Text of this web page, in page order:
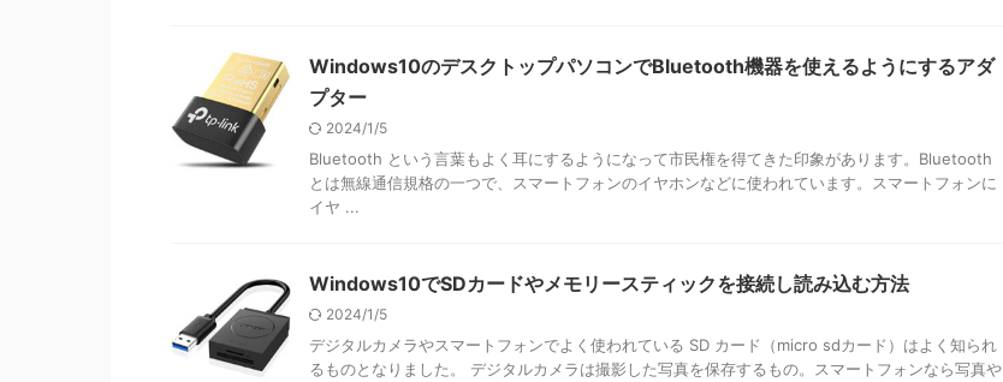
Windows10のデスクトップパソコンでBluetooth機器を使えるようにするアダ
プター
2024/1/5
Bluetooth という言葉もよく耳にするようになって市民権を得てきた印象があります。Bluetooth
とは無線通信規格の一つで、スマートフォンのイヤホンなどに使われています。スマートフォンに
イヤ ...
Windows10でSDカードやメモリースティックを接続し読み込む方法
2024/1/5
デジタルカメラやスマートフォンでよく使われている SD カード（micro sdカード）はよく知られ
るものとなりました。 デジタルカメラは撮影した写真を保存するもの。スマートフォンなら写真や